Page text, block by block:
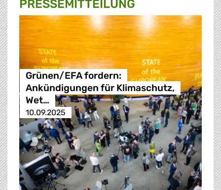
PRESSE­MITTEILUNG
Grünen/EFA fordern:
Ankündigungen für Klimaschutz,
Wet…
10.09.2025